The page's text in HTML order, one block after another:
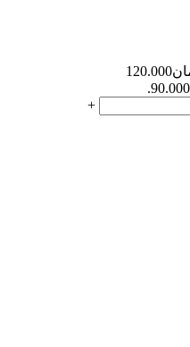
قیمت اصلی: تومان120.000
+